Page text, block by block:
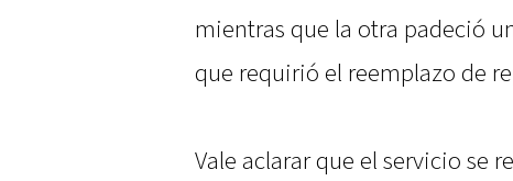
mientras que la otra padeció
que requirió el reemplazo de
Vale aclarar que el servicio se